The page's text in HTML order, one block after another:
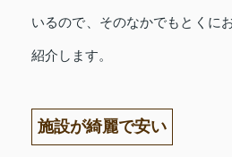
いるので、そのなかでもとくに
紹介します。
施設が綺麗で安い